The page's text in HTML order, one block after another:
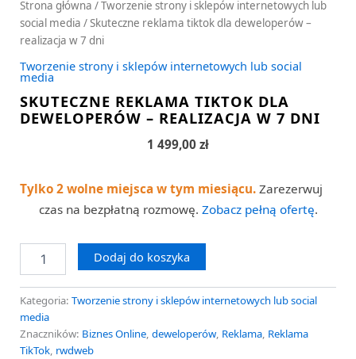
Strona główna /Tworzenie strony i sklepów internetowych lub
social media / Skuteczne reklama tiktok dla deweloperów –
realizacja w 7 dni
Tworzenie strony i sklepów internetowych lub social
media
SKUTECZNE REKLAMA TIKTOK DLA
DEWELOPERÓW – REALIZACJA W 7 DNI
1 499,00 zł
Tylko 2 wolne miejsca w tym miesiącu. Zarezerwuj
czas na bezpłatną rozmowę. Zobacz pełną ofertę.
Dodaj do koszyka
Kategoria: Tworzenie strony i sklepów internetowych lub social
media
Znaczników: Biznes Online, deweloperów, Reklama, Reklama
TikTok, rwdweb